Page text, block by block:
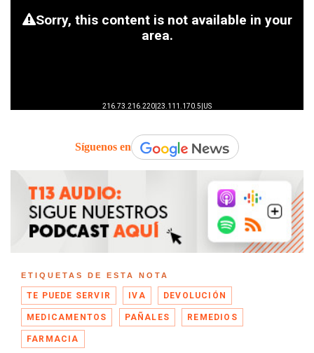
Síguenos en
ETIQUETAS DE ESTA NOTA
TE PUEDE SERVIR IVA DEVOLUCIÓN
MEDICAMENTOS PAÑALES REMEDIOS
FARMACIA